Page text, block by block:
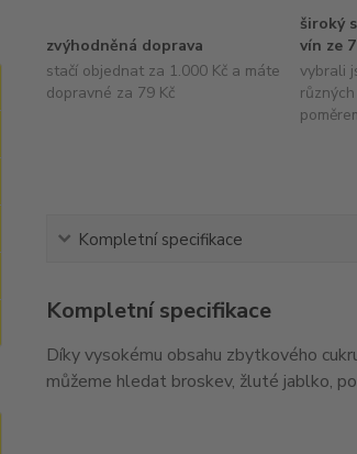
zvýhodněná doprava
stačí objednat za 1.000 Kč a máte
dopravné za 79 Kč
široký
vín ze
vybrali
Kompletní specifikace
Kompletní specifikace
Díky vysokému obsahu zbytkového
můžeme hledat broskev, žluté jablko,